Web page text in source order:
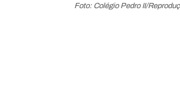
Foto: Colégio Pedro II/